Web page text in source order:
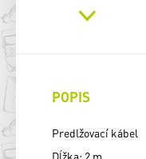
POPIS
Predlžovací kábel
Dĺžka: 2 m